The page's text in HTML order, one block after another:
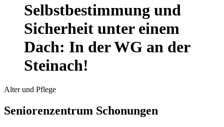
Selbstbestimmung und
Sicherheit unter einem
Dach: In der WG an der
Steinach!
Alter und Pflege
Seniorenzentrum Schonungen